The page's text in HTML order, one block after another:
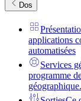
Dos
applications
automatisées
Services
programme
géographique.